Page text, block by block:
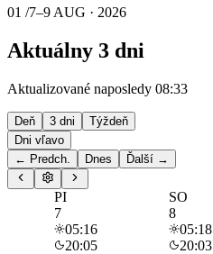
01 /7–9 AUG · 2026
Aktuálny 3 dni
Aktualizované naposledy 08:33
Deň 3 dni
Týždeň
Dni vľavo
← Predch.
Dnes Ďalší →
PI
7
05:16
20:05
SO
8
05:18
20:03